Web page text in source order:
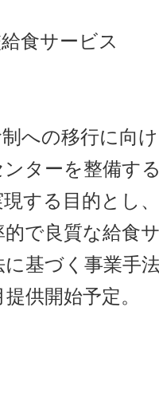
食サービス
への移行に向
ターを整備す
する目的とし
で良質な給食
基づく事業手
供開始予定。